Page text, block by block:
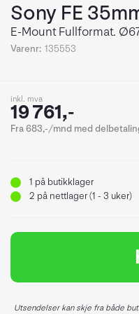
Sony FE
E-Mount Fullformat.
Varenr: 135553
inkl. mva
19 761,-
Fra 683,-/mnd med
1 på butikklager
2 på nettlager (1 - 3 uker)
Utsendelser kan skje fra både